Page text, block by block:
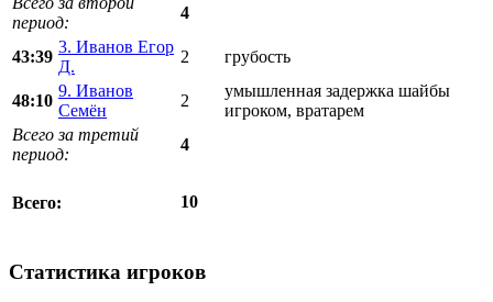
период:
4
43:39
3. Иванов Егор
Д.
2 грубость
48:10
9. Иванов
Семён
2
умышленная задержка шайбы
игроком, вратарем
Всего за третий
период:
4
Всего: 10
Статистика игроков